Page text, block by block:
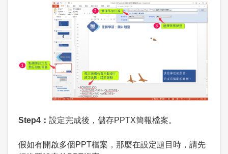
Step4： 設定完成後，儲存PPTX簡報檔案。
假如有開啟多個PPT檔案，那麼在設定題目時，請先